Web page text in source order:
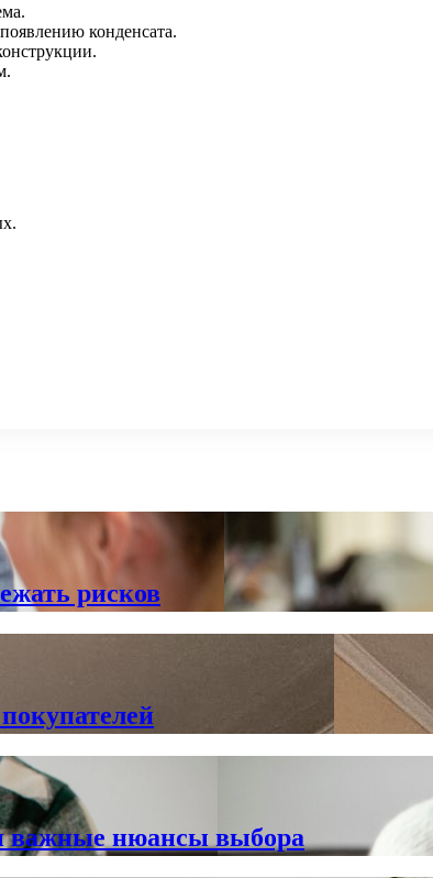
конденсата.
рисков
важные нюансы выбора